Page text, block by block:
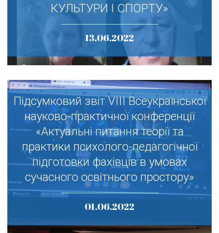
КУЛЬТУРИ І СПОРТУ»
13.06.2022
ТЕХНОЛОГІЙ В ГАЛУЗІ ФІЗИЧНОЇ
КУЛЬТУРИ І СПОРТУ»
Підсумковий звіт VIІІ Всеукраїнської
науково-практичної конференції
«Актуальні питання теорії та
практики психолого-педагогічної
підготовки фахівців в умовах
сучасного освітнього простору»
01.06.2022
Підсумковий звіт VIІІ Всеукраїнської
науково-практичної конференції
«Актуальні питання теорії та
практики психолого-педагогічної
підготовки фахівців в умовах
сучасного освітнього простору»